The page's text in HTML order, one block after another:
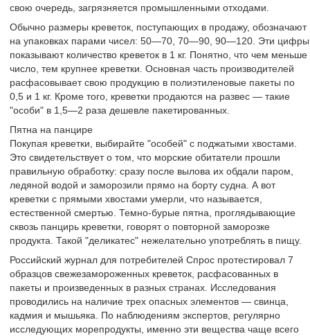
свою очередь, загрязняется промышленными отходами.
Обычно размеры креветок, поступающих в продажу, обозначают
на упаковках парами чисел: 50—70, 70—90, 90—120. Эти цифры
показывают количество креветок в 1 кг. Понятно, что чем меньше
число, тем крупнее креветки. Основная часть производителей
расфасовывает свою продукцию в полиэтиленовые пакеты по
0,5 и 1 кг. Кроме того, креветки продаются на развес — такие
"особи" в 1,5—2 раза дешевле пакетированных.
Пятна на панцире
Покупая креветки, выбирайте "особей" с поджатыми хвостами.
Это свидетельствует о том, что морские обитатели прошли
правильную обработку: сразу после вылова их обдали паром,
ледяной водой и заморозили прямо на борту судна. А вот
креветки с прямыми хвостами умерли, что называется,
естественной смертью. Темно-бурые пятна, проглядывающие
сквозь панцирь креветки, говорят о повторной заморозке
продукта. Такой "деликатес" нежелательно употреблять в пищу.
Российский журнал для потребителей Спрос протестировал 7
образцов свежезамороженных креветок, расфасованных в
пакеты и произведенных в разных странах. Исследования
проводились на наличие трех опасных элементов — свинца,
кадмия и мышьяка. По наблюдениям экспертов, регулярно
исследующих морепродукты, именно эти вещества чаще всего